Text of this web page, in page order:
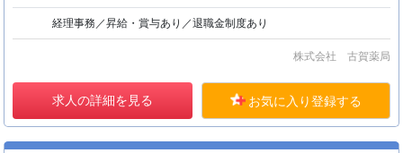
経理事務／昇給・賞与あり／退職金制度あり
株式会社 古賀薬局
求人の詳細を見る お気に入り登録する